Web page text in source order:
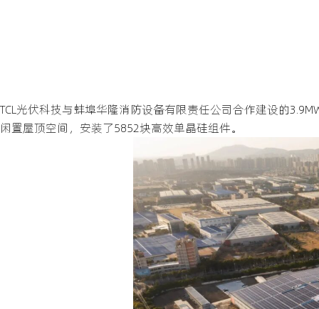
TCL光伏科技与蚌埠华隆消防设备有限责任公司合作建设的
闲置屋顶空间，安装了5852块高效单晶硅组件。